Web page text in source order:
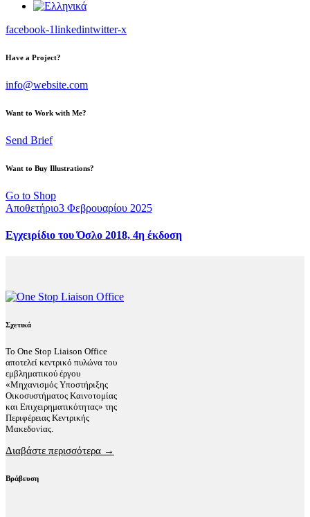
facebook-1linkedintwitter-x
Have a Project?
info@website.com
Want to Work with Me?
Send Brief
Want to Buy Illustrations?
Go to Shop
Αποθετήριο3 Φεβρουαρίου 2025
Εγχειρίδιο του Όσλο 2018, 4η έκδοση
Σχετικά
Το One Stop Liaison Office
αποτελεί κεντρικό πυλώνα του
εμβληματικού έργου
«Μηχανισμός Υποστήριξης
Οικοσυστήματος Καινοτομίας
και Επιχειρηματικότητας» της
Περιφέρειας Κεντρικής
Μακεδονίας.
Διαβάστε περισσότερα →
Βράβευση